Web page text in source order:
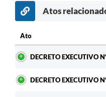
Atos
Ato
DECRETO EXECUTIVO
DECRETO EXECUTIVO